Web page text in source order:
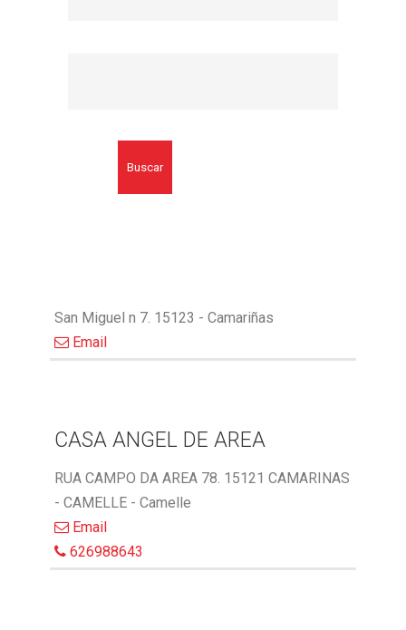
Buscar
San Miguel n 7. 15123 - Camariñas
Email
CASA ANGEL DE AREA
RUA CAMPO DA AREA 78. 15121 CAMARINAS
- CAMELLE - Camelle
Email
626988643